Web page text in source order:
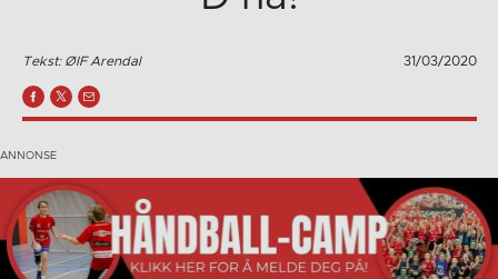
Tekst: ØIF Arendal 31/03/2020